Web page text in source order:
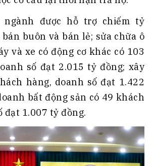
ngành được hỗ trợ chiếm tỷ
buôn và bán lẻ; sửa chữa ô
và xe có động cơ khác có 103
số đạt 2.015 tỷ đồng; xây
hàng, doanh số đạt 1.422
bất động sản có 49 khách
đạt 1.007 tỷ đồng.